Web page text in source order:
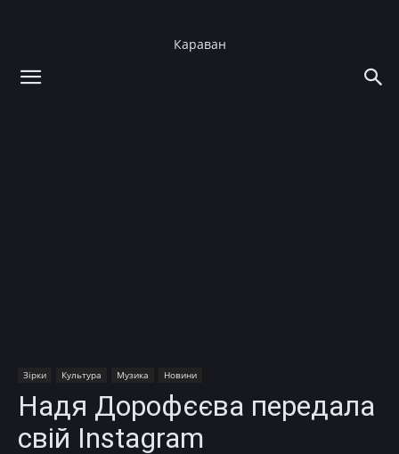
Караван
Зірки Культура Музика Новини
Надя Дорофєєва передала
свій Instagram